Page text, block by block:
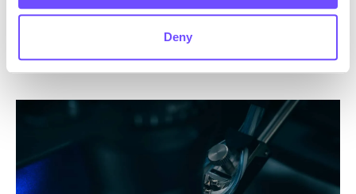
Deny
och modeller för screening av hjärttoxicitet och
Läs mer